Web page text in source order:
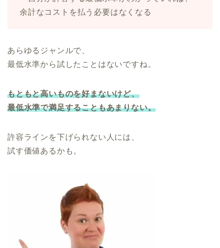
余計なコストを払う必要はなくなる
あらゆるジャンルで、
最低水準から試したことはないですね。
もともと高いものを好まないけど、
最低水準で満足することもあまりない。
許容ラインを下げられない人には、
試す価値あるかも。